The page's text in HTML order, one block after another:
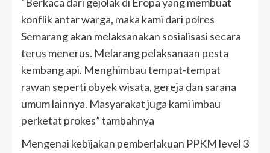
konflik antar warga, maka kami dari polres
Semarang akan melaksanakan sosialisasi secara
terus menerus. Melarang pelaksanaan pesta
kembang api. Menghimbau tempat-tempat
rawan seperti obyek wisata, gereja dan sarana
umum lainnya. Masyarakat juga kami imbau
perketat prokes” tambahnya
Mengenai kebijakan pemberlakuan PPKM level 3